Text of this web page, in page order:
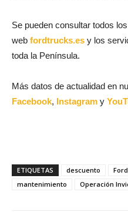
Se pueden consultar todos
web fordtrucks.es y los
toda la Península.
Más datos de actualidad en
Facebook, Instagram y
ETIQUETAS descuento
mantenimiento
Operación